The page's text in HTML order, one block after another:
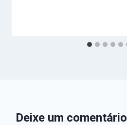
Deixe um comentário